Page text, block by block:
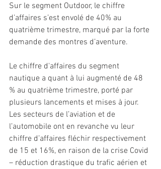
Sur le segment Outdoor, le chiffre
d’affaires s’est envolé de 40% au
quatrième trimestre, marqué par la forte
demande des montres d’aventure.
Le chiffre d'affaires du segment
nautique a quant à lui augmenté de 48
% au quatrième trimestre, porté par
plusieurs lancements et mises à jour.
Les secteurs de l’aviation et de
l’automobile ont en revanche vu leur
chiffre d’affaires fléchir respectivement
de 15 et 16%, en raison de la crise Covid
– réduction drastique du trafic aérien et